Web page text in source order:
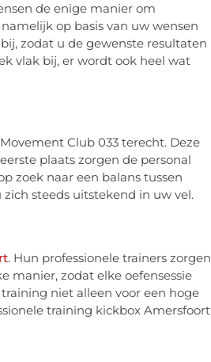
de enige manier om
op basis van uw wensen
zodat u de gewenste resultaten
vlak bij, er wordt ook heel wat
Club 033 terecht. Deze
plaats zorgen de personal
zoek naar een balans tussen
steeds uitstekend in uw vel.
. Hun professionele trainers zorgen
manier, zodat elke oefensessie
niet alleen voor een hoge
training kickbox Amersfoort